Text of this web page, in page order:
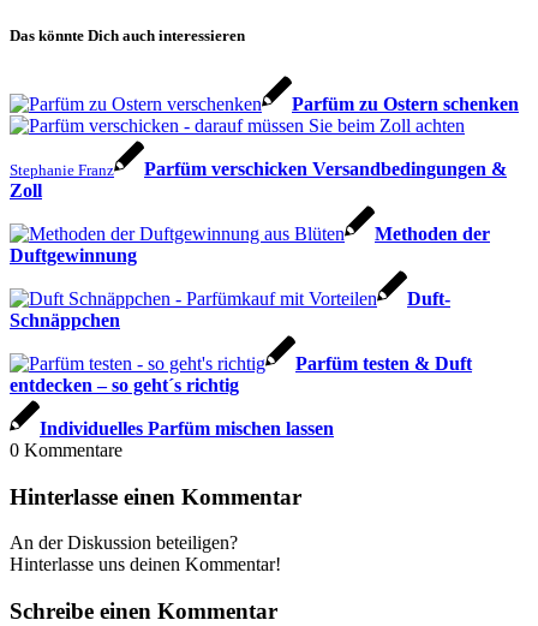
Das könnte Dich auch interessieren
Parfüm zu Ostern schenken
Stephanie Franz
Parfüm verschicken Versandbedingungen &
Zoll
Methoden der
Duftgewinnung
Duft-
Schnäppchen
Parfüm testen & Duft
entdecken – so geht´s richtig
Individuelles Parfüm mischen lassen
0 Kommentare
Hinterlasse einen Kommentar
An der Diskussion beteiligen?
Hinterlasse uns deinen Kommentar!
Schreibe einen Kommentar